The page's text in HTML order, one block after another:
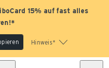
15% auf fast alles
Hinweis*